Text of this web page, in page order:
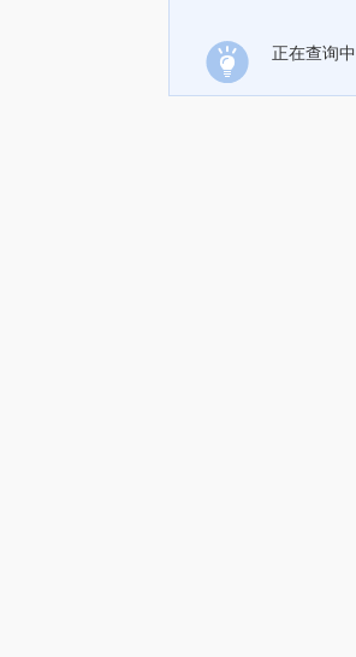
正在查询